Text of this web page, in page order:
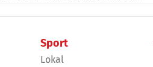
Sport
Lokal